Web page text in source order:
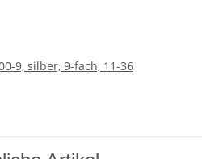
9, silber, 9-fach, 11-36